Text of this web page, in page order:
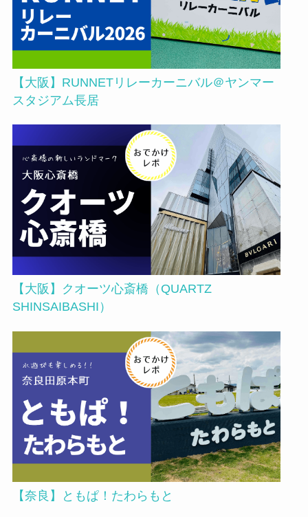
【大阪】RUNNETリレーカーニバル＠ヤンマー
スタジアム長居
【大阪】クオーツ心斎橋（QUARTZ
SHINSAIBASHI）
【奈良】ともぱ！たわらもと